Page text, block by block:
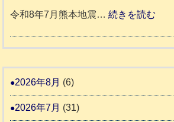
報
3
り
市
令和8年7月熊本地震…続きを読む
和
熊
2026年8月 (6)
2026年7月 (31)